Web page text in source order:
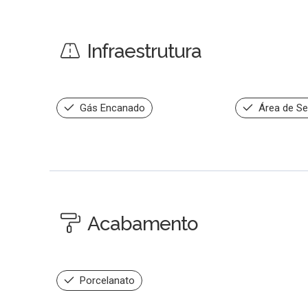
Infraestrutura
Gás Encanado Área de
Acabamento
Porcelanato